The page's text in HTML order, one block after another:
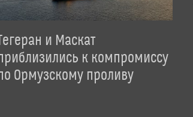
и Маскат
к компромиссу
Ормузскому проливу